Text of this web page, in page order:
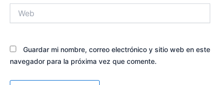
Guardar mi nombre, correo electrónico y sitio web en este
navegador para la próxima vez que comente.